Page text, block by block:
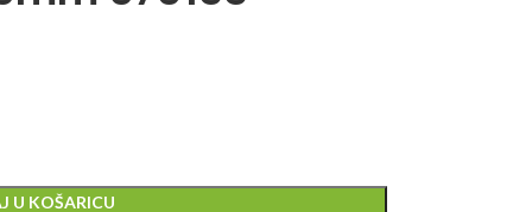
U KOŠARICU